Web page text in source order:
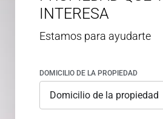
INTERESA
Estamos para ayudarte
DOMICILIO DE LA PROPIEDAD